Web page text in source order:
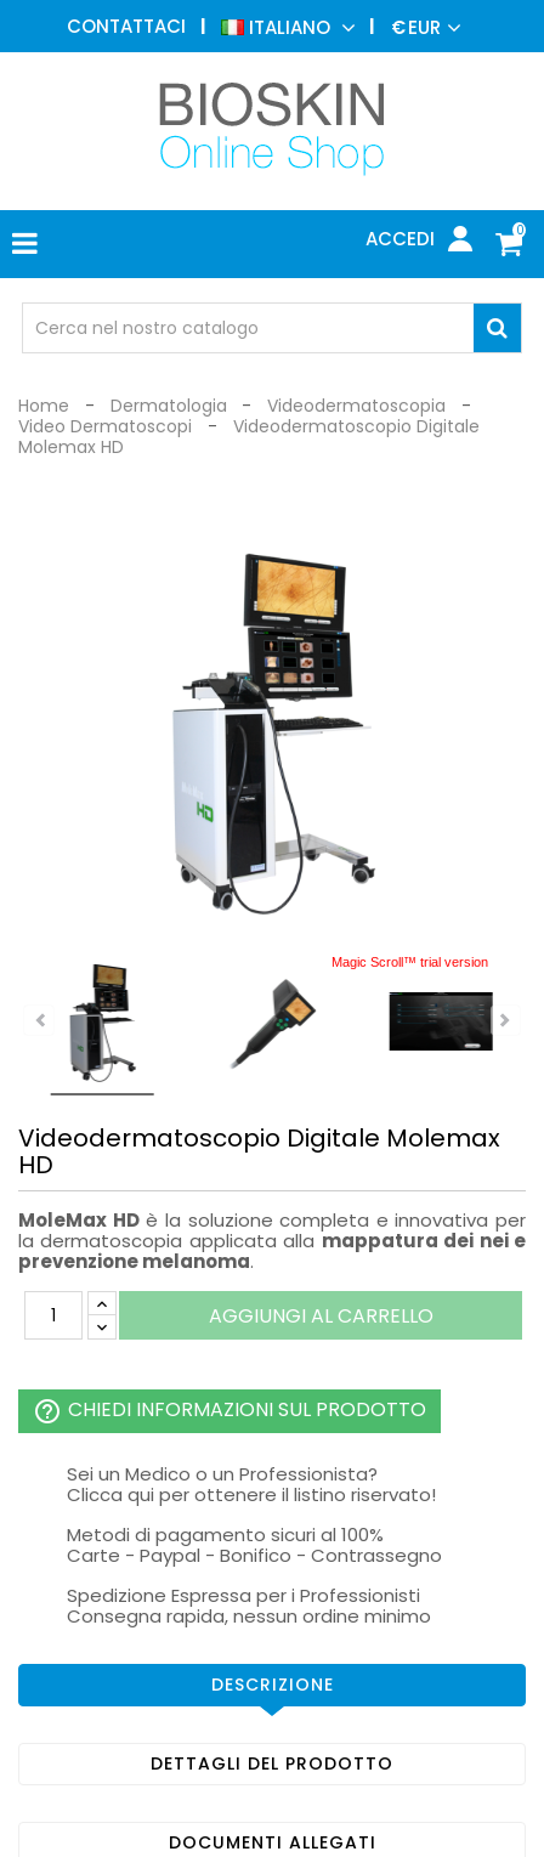
CONTATTACI ITALIANO €EUR
0
ACCEDI
MEDICINA
ESTETICA
DERMATOLOGIA
FOTOTERAPIA
ELETTROMEDICALI
MEDICO
OCCHIALI
DI
Home Dermatologia
Videodermatoscopia
Video Dermatoscopi
Videodermatoscopio Digitale
Molemax HD
Magic Scroll™ trial version
Videodermatoscopio Digitale Molemax
HD
MoleMax HDè la soluzione completa e innovativa per
la dermatoscopia applicata alla mappatura dei nei e
prevenzione melanoma.
AGGIUNGI AL CARRELLO
help_outline CHIEDI INFORMAZIONI SUL PRODOTTO
Sei un Medico o un Professionista?
Clicca qui per ottenere il listino riservato!
Metodi di pagamento sicuri al 100%
Carte - Paypal - Bonifico - Contrassegno
Spedizione Espressa per i Professionisti
Consegna rapida, nessun ordine minimo
DESCRIZIONE
DETTAGLI DEL PRODOTTO
DOCUMENTI ALLEGATI